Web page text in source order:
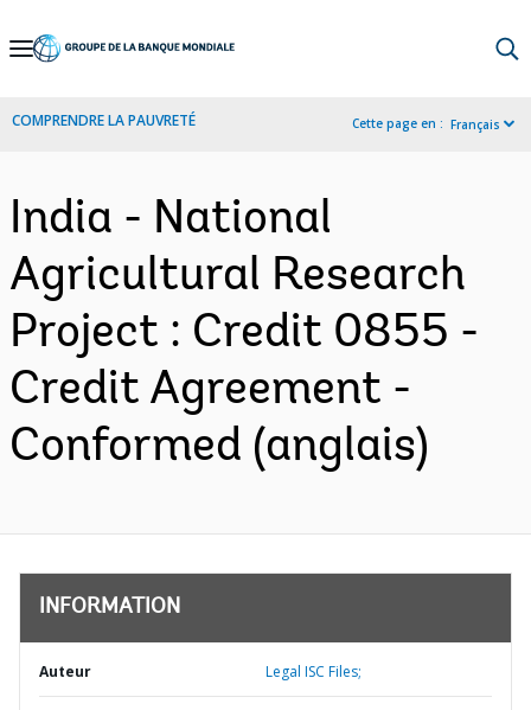
Skip
Navigation
COMPRENDRE LA PAUVRETÉ Cette page en : Français
India - National
Agricultural Research
Project : Credit 0855 -
Credit Agreement -
Conformed (anglais)
INFORMATION
Auteur Legal ISC Files;